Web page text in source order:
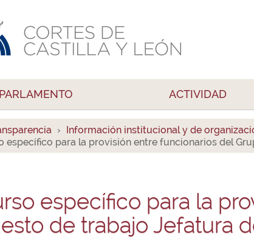
ACTIVIDAD
Información institucional y de
específico para la provisión entre funcionarios del
específico para la
de trabajo Jefatura